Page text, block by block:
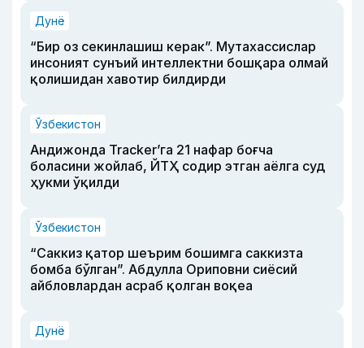
Дунё
“Бир оз секинлашиш керак”. Мутахассислар
инсоният сунъий интеллектни бошқара олмай
қолишидан хавотир билдирди
Ўзбекистон
Андижонда Tracker’га 21 нафар боғча
боласини жойлаб, ЙТҲ содир этган аёлга суд
ҳукми ўқилди
Ўзбекистон
“Саккиз қатор шеърим бошимга саккизта
бомба бўлган”. Абдулла Ориповни сиёсий
айбловлардан асраб қолган воқеа
Дунё